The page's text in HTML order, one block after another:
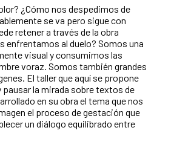
¿Cómo nos despedimos de
se va pero sigue con
retener a través de la obra
enfrentamos al duelo? Somos una
visual y consumimos las
voraz. Somos también grandes
El taller que aquí se propone
la mirada sobre textos de
en su obra el tema que nos
el proceso de gestación que
un diálogo equilibrado entre